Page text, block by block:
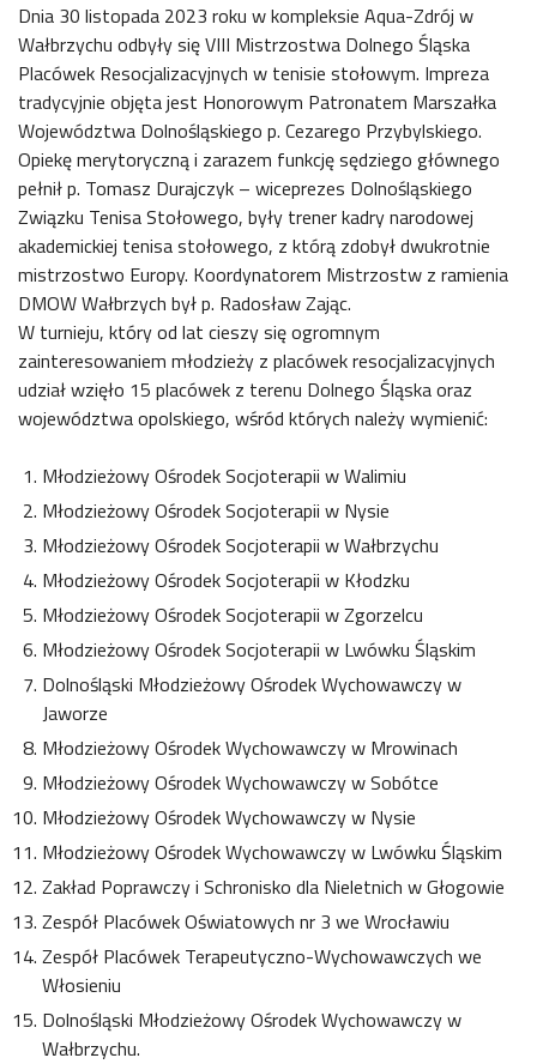
Dnia 30 listopada 2023 roku w kompleksie Aqua-Zdrój w
Wałbrzychu odbyły się VIII Mistrzostwa Dolnego Śląska
Placówek Resocjalizacyjnych w tenisie stołowym. Impreza
tradycyjnie objęta jest Honorowym Patronatem Marszałka
Województwa Dolnośląskiego p. Cezarego Przybylskiego.
Opiekę merytoryczną i zarazem funkcję sędziego głównego
pełnił p. Tomasz Durajczyk – wiceprezes Dolnośląskiego
Związku Tenisa Stołowego, były trener kadry narodowej
akademickiej tenisa stołowego, z którą zdobył dwukrotnie
mistrzostwo Europy. Koordynatorem Mistrzostw z ramienia
DMOW Wałbrzych był p. Radosław Zając.
W turnieju, który od lat cieszy się ogromnym
zainteresowaniem młodzieży z placówek resocjalizacyjnych
udział wzięło 15 placówek z terenu Dolnego Śląska oraz
województwa opolskiego, wśród których należy wymienić:
Młodzieżowy Ośrodek Socjoterapii w Walimiu
Młodzieżowy Ośrodek Socjoterapii w Nysie
Młodzieżowy Ośrodek Socjoterapii w Wałbrzychu
Młodzieżowy Ośrodek Socjoterapii w Kłodzku
Młodzieżowy Ośrodek Socjoterapii w Zgorzelcu
Młodzieżowy Ośrodek Socjoterapii w Lwówku Śląskim
Dolnośląski Młodzieżowy Ośrodek Wychowawczy w
Jaworze
Młodzieżowy Ośrodek Wychowawczy w Mrowinach
Młodzieżowy Ośrodek Wychowawczy w Sobótce
Młodzieżowy Ośrodek Wychowawczy w Nysie
Młodzieżowy Ośrodek Wychowawczy w Lwówku Śląskim
Zakład Poprawczy i Schronisko dla Nieletnich w Głogowie
Zespół Placówek Oświatowych nr 3 we Wrocławiu
Zespół Placówek Terapeutyczno-Wychowawczych we
Włosieniu
Dolnośląski Młodzieżowy Ośrodek Wychowawczy w
Wałbrzychu.